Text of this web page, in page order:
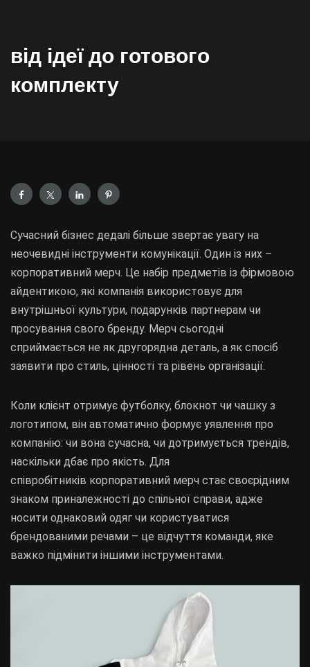
від ідеї до готового
комплекту
Сучасний бізнес дедалі більше звертає увагу на
неочевидні інструменти комунікації. Один із них –
корпоративний мерч. Це набір предметів із фірмовою
айдентикою, які компанія використовує для
внутрішньої культури, подарунків партнерам чи
просування свого бренду. Мерч сьогодні
сприймається не як другорядна деталь, а як спосіб
заявити про стиль, цінності та рівень організації.
Коли клієнт отримує футболку, блокнот чи чашку з
логотипом, він автоматично формує уявлення про
компанію: чи вона сучасна, чи дотримується трендів,
наскільки дбає про якість. Для
співробітників корпоративний мерч стає своєрідним
знаком приналежності до спільної справи, адже
носити однаковий одяг чи користуватися
брендованими речами – це відчуття команди, яке
важко підмінити іншими інструментами.